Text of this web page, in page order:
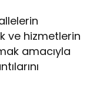
ve hizmetlerin
amacıyla